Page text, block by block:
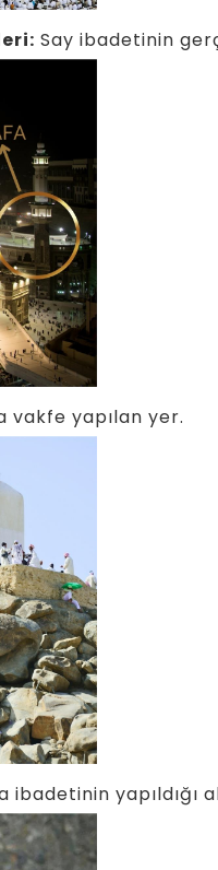
Say ibadetinin
vakfe yapılan yer.
ibadetinin yapıldığı